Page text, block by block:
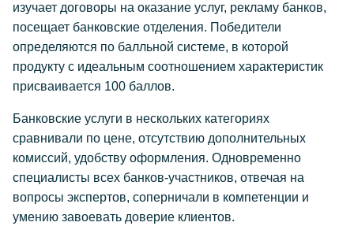
изучает договоры на оказание услуг, рекламу банков,
посещает банковские отделения. Победители
определяются по балльной системе, в которой
продукту с идеальным соотношением характеристик
присваивается 100 баллов.
Банковские услуги в нескольких категориях
сравнивали по цене, отсутствию дополнительных
комиссий, удобству оформления. Одновременно
специалисты всех банков-участников, отвечая на
вопросы экспертов, соперничали в компетенции и
умению завоевать доверие клиентов.